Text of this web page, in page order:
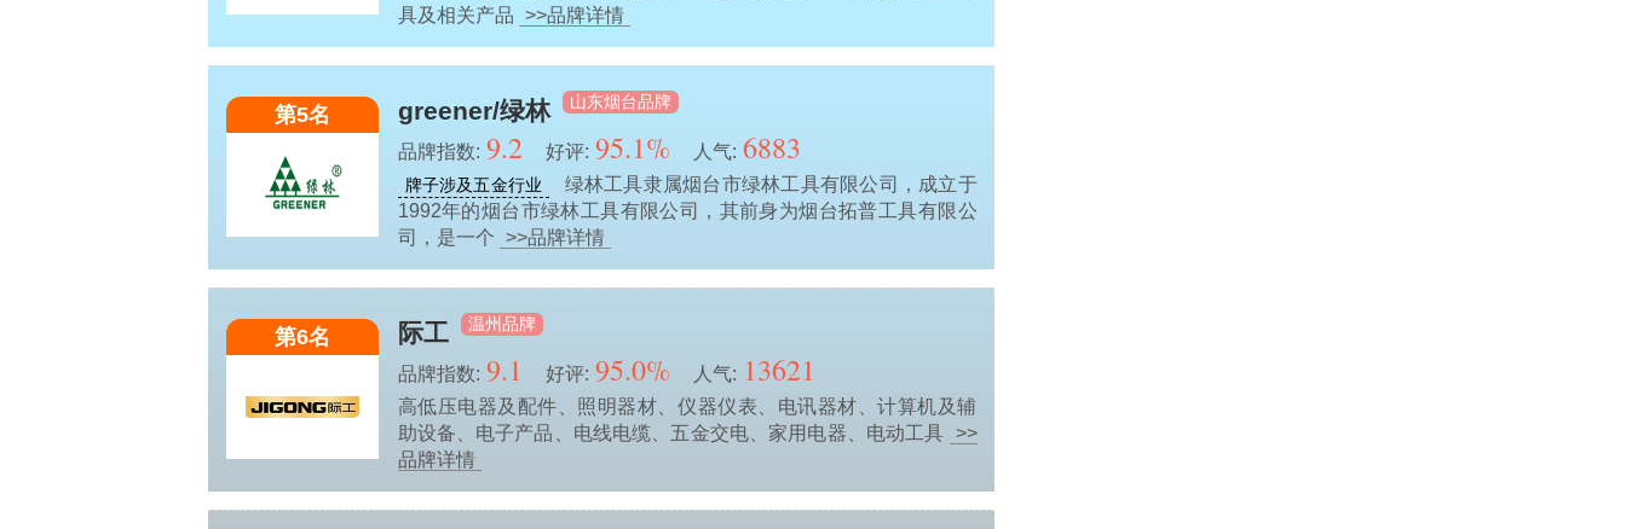
具及相关产品 >>品牌详情
第5名 greener/绿林 山东烟台品牌
品牌指数: 9.2 好评: 95.1% 人气: 6883
牌子涉及五金行业
绿林工具隶属烟台市绿林工具有限公司，成立于
1992年的烟台市绿林工具有限公司，其前身为烟台拓普工具有限公
司，是一个 >>品牌详情
第6名 际工 温州品牌
品牌指数: 9.1 好评: 95.0% 人气: 13621
高低压电器及配件、照明器材、仪器仪表、电讯器材、计算机及辅
助设备、电子产品、电线电缆、五金交电、家用电器、电动工具 >>
品牌详情